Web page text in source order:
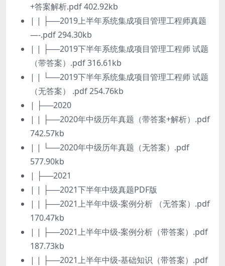
+答案解析.pdf 402.92kb
| | ├──2019上半年系统集成项目管理工程师真题
—-.pdf 294.30kb
| | ├──2019下半年系统集成项目管理工程师 试题
（带答案）.pdf 316.61kb
| | └──2019下半年系统集成项目管理工程师 试题
（无答案） .pdf 254.76kb
| ├──2020
| | ├──2020年中级历年真题（带答案+解析）.pdf
742.57kb
| | └──2020年中级历年真题（无答案）.pdf
577.90kb
| ├──2021
| | ├──2021下半年中级真题PDF版
| | ├──2021上半年中级-案例分析 （无答案）.pdf
170.47kb
| | ├──2021上半年中级-案例分析（带答案）.pdf
187.73kb
| | ├──2021上半年中级-基础知识（带答案）.pdf